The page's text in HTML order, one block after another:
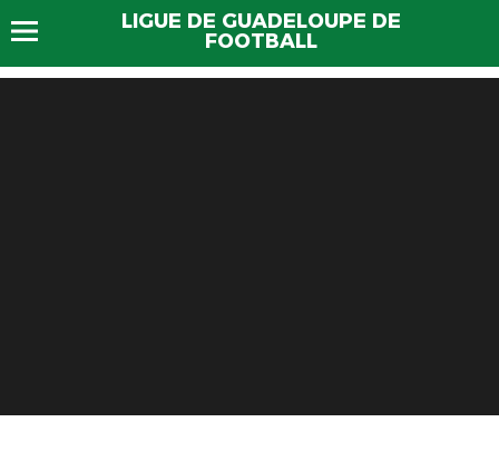
LIGUE DE GUADELOUPE DE
FOOTBALL